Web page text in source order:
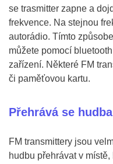
se trasmitter zapne a
frekvence. Na stejnou
autorádio. Tímto
můžete pomocí
zařízení. Některé FM
či paměťovou kartu.
Přehrává se
FM transmittery jsou
hudbu přehrávat v